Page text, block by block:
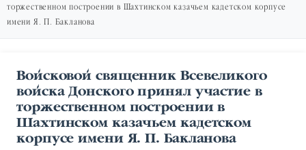
торжественном построении в Шахтинском казачьем кадетском корпусе
имени Я. П. Бакланова
Войсковой священник Всевеликого
войска Донского принял участие в
торжественном построении в
Шахтинском казачьем кадетском
корпусе имени Я. П. Бакланова